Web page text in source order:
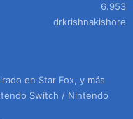
6.953
drkrishnakishore
en Star Fox, y más
Switch / Nintendo